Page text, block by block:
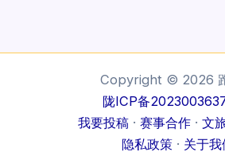
Copyright © 2026
陇ICP备
我要投稿 · 赛事合作 · 文
隐私政策 · 关于我